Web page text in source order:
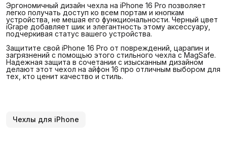
Эргономичный дизайн чехла на iPhone 16 Pro позволяет
легко получать доступ ко всем портам и кнопкам
устройства, не мешая его функциональности. Черный цвет
iGrape добавляет шик и элегантность этому аксессуару,
подчеркивая статус вашего устройства.
Защитите свой iPhone 16 Pro от повреждений, царапин и
загрязнений с помощью этого стильного чехла с MagSafe.
Надежная защита в сочетании с изысканным дизайном
делают этот чехол на айфон 16 про отличным выбором для
тех, кто ценит качество и стиль.
Чехлы для iPhone